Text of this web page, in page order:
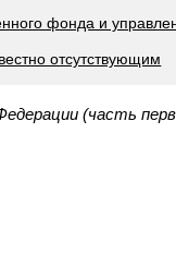
фонда и
отсутствующим
(часть